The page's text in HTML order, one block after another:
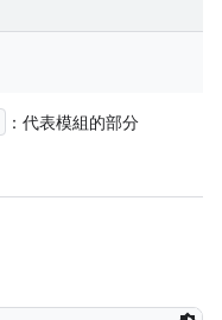
：代表模組的部分